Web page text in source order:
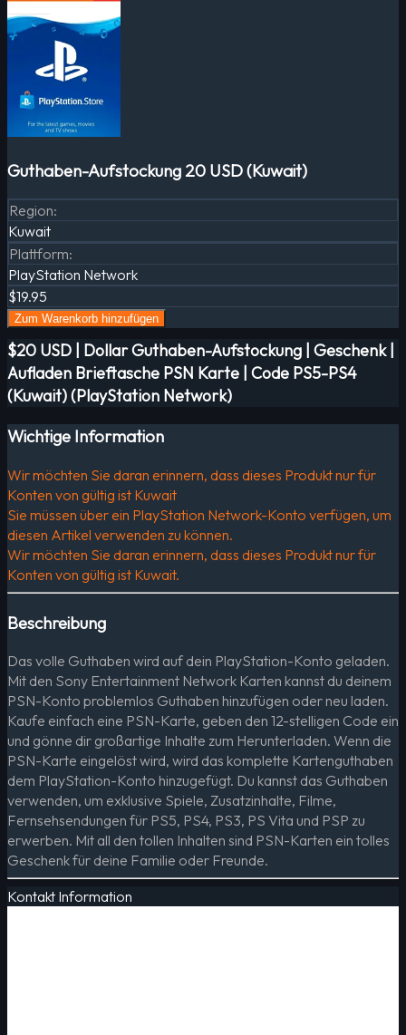
Guthaben-Aufstockung 20 USD (Kuwait)
Region:
Kuwait
Plattform:
PlayStation Network
$19.95
Zum Warenkorb hinzufügen
$20 USD | Dollar Guthaben-Aufstockung | Geschenk |
Aufladen Brieftasche PSN Karte | Code PS5-PS4
(Kuwait) (PlayStation Network)
Wichtige Information
Wir möchten Sie daran erinnern, dass dieses Produkt nur für
Konten von gültig ist Kuwait
Sie müssen über ein PlayStation Network-Konto verfügen, um
diesen Artikel verwenden zu können.
Wir möchten Sie daran erinnern, dass dieses Produkt nur für
Konten von gültig ist Kuwait.
Beschreibung
Das volle Guthaben wird auf dein PlayStation-Konto geladen.
Mit den Sony Entertainment Network Karten kannst du deinem
PSN-Konto problemlos Guthaben hinzufügen oder neu laden.
Kaufe einfach eine PSN-Karte, geben den 12-stelligen Code ein
und gönne dir großartige Inhalte zum Herunterladen. Wenn die
PSN-Karte eingelöst wird, wird das komplette Kartenguthaben
dem PlayStation-Konto hinzugefügt. Du kannst das Guthaben
verwenden, um exklusive Spiele, Zusatzinhalte, Filme,
Fernsehsendungen für PS5, PS4, PS3, PS Vita und PSP zu
erwerben. Mit all den tollen Inhalten sind PSN-Karten ein tolles
Geschenk für deine Familie oder Freunde.
Kontakt Information